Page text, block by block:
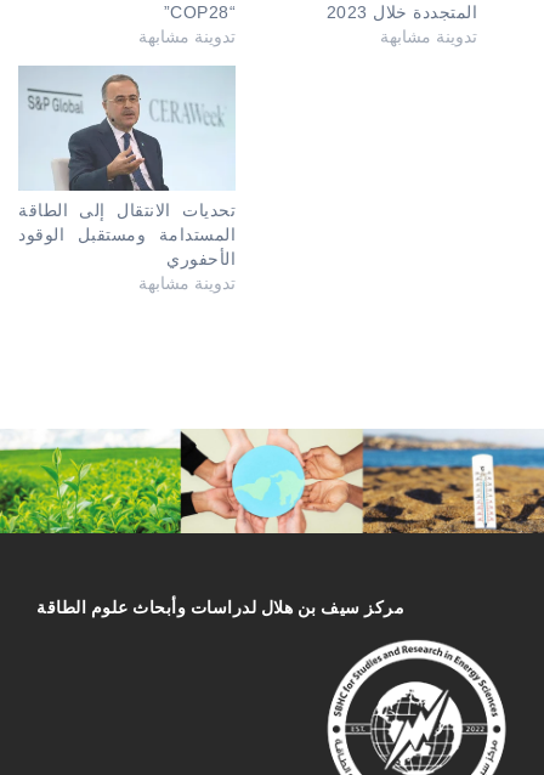
“COP28”
تدوينة مشابهة
المتجددة خلال 2023
تدوينة مشابهة
تحديات الانتقال إلى الطاقة
المستدامة ومستقبل الوقود
الأحفوري
تدوينة مشابهة
مركز سیف بن هلال لدراسات وأبحاث علوم الطاقة